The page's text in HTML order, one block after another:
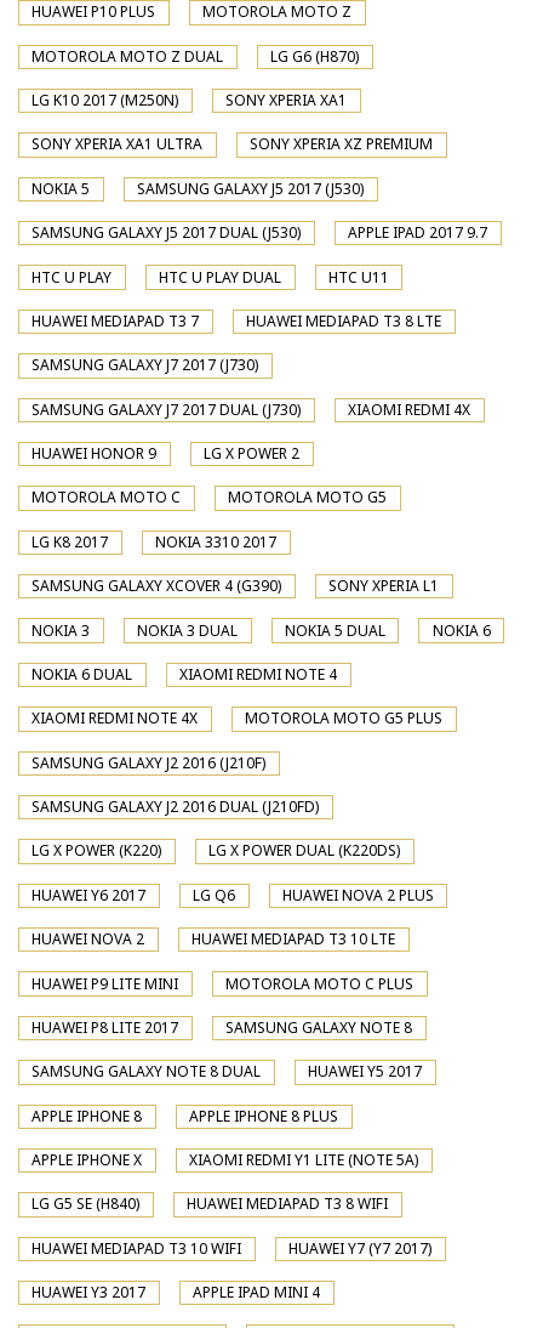
HUAWEI P10 PLUS MOTOROLA MOTO Z
MOTOROLA MOTO Z DUAL LG G6 (H870)
LG K10 2017 (M250N) SONY XPERIA XA1
SONY XPERIA XA1 ULTRA SONY XPERIA XZ PREMIUM
NOKIA 5 SAMSUNG GALAXY J5 2017 (J530)
SAMSUNG GALAXY J5 2017 DUAL (J530) APPLE IPAD 2017 9.7
HTC U PLAY HTC U PLAY DUAL HTC U11
HUAWEI MEDIAPAD T3 7 HUAWEI MEDIAPAD T3 8 LTE
SAMSUNG GALAXY J7 2017 (J730)
SAMSUNG GALAXY J7 2017 DUAL (J730) XIAOMI REDMI 4X
HUAWEI HONOR 9 LG X POWER 2
MOTOROLA MOTO C MOTOROLA MOTO G5
LG K8 2017 NOKIA 3310 2017
SAMSUNG GALAXY XCOVER 4 (G390) SONY XPERIA L1
NOKIA 3 NOKIA 3 DUAL NOKIA 5 DUAL NOKIA 6
NOKIA 6 DUAL XIAOMI REDMI NOTE 4
XIAOMI REDMI NOTE 4X MOTOROLA MOTO G5 PLUS
SAMSUNG GALAXY J2 2016 (J210F)
SAMSUNG GALAXY J2 2016 DUAL (J210FD)
LG X POWER (K220) LG X POWER DUAL (K220DS)
HUAWEI Y6 2017 LG Q6 HUAWEI NOVA 2 PLUS
HUAWEI NOVA 2 HUAWEI MEDIAPAD T3 10 LTE
HUAWEI P9 LITE MINI MOTOROLA MOTO C PLUS
HUAWEI P8 LITE 2017 SAMSUNG GALAXY NOTE 8
SAMSUNG GALAXY NOTE 8 DUAL HUAWEI Y5 2017
APPLE IPHONE 8 APPLE IPHONE 8 PLUS
APPLE IPHONE X XIAOMI REDMI Y1 LITE (NOTE 5A)
LG G5 SE (H840) HUAWEI MEDIAPAD T3 8 WIFI
HUAWEI MEDIAPAD T3 10 WIFI HUAWEI Y7 (Y7 2017)
HUAWEI Y3 2017 APPLE IPAD MINI 4